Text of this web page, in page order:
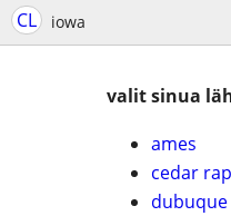
CL iowa
valit sinua
ames
cedar
dubuque